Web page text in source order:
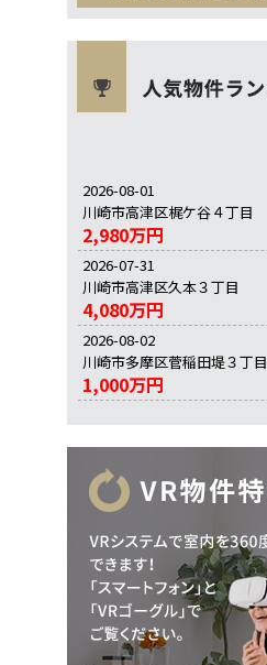
2026-08-01
川崎市高津区梶ケ谷４丁目
2,980万円
2026-07-31
川崎市高津区久本３丁目
4,080万円
2026-08-02
川崎市多摩区菅稲田堤３丁目
1,000万円